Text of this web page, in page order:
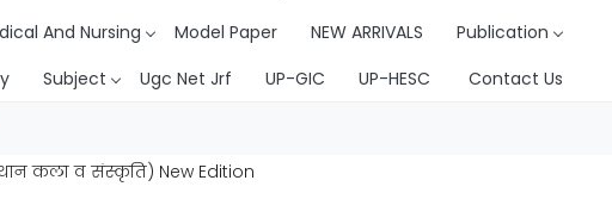
And Nursing Model Paper NEW ARRIVALS
Publication
Subject Ugc Net Jrf UP-GIC UP-HESC Contact Us
कला व संस्कृति) New Edition